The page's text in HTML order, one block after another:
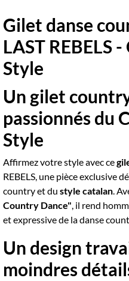
Gilet danse
LAST REBELS
Style
Un gilet
passionnés du
Style
Affirmez votre style avec ce
REBELS, une pièce exclusive
country et du style catalan.
Country Dance", il rend
et expressive de la danse
Un design
moindres